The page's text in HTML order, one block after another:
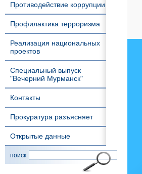
Противодействие коррупции
Профилактика терроризма
Реализация национальных
проектов
Специальный выпуск
"Вечерний Мурманск"
Контакты
Прокуратура разъясняет
Открытые данные
поиск